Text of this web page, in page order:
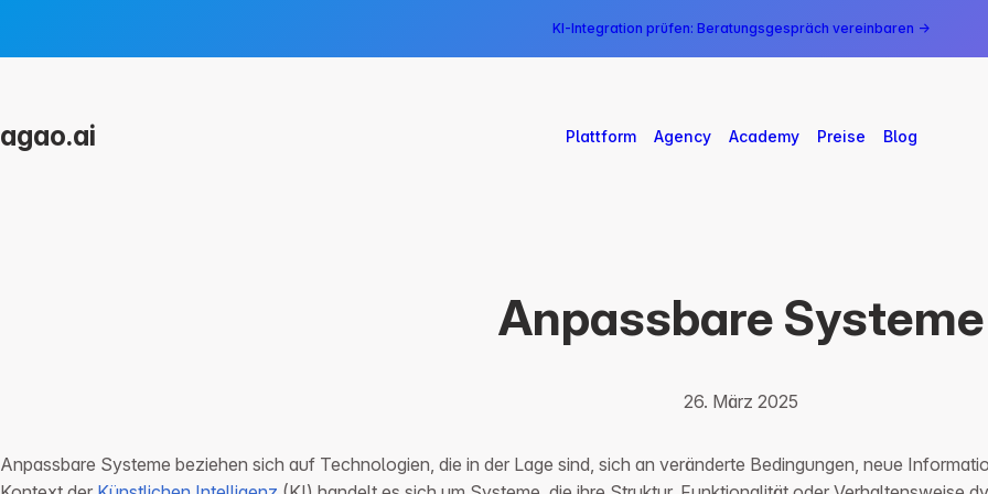
KI-Integration prüfen: Beratungsgespräch vereinbaren →
agao.ai Plattform Agency Academy Preise Blog
Anpassbare Systeme
26. März 2025
Anpassbare Systeme beziehen sich auf Technologien, die in der Lage sind, sich an veränderte Bedingungen, neue